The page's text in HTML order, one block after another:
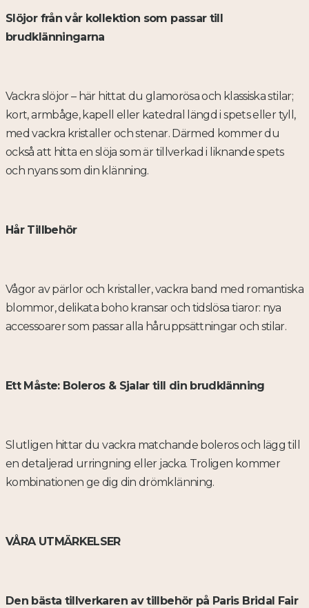
Slöjor från vår kollektion som passar till
brudklänningarna
Vackra slöjor – här hittat du glamorösa och klassiska stilar;
kort, armbåge, kapell eller katedral längd i spets eller tyll,
med vackra kristaller och stenar. Därmed kommer du
också att hitta en slöja som är tillverkad i liknande spets
och nyans som din klänning.
Hår Tillbehör
Vågor av pärlor och kristaller, vackra band med romantiska
blommor, delikata boho kransar och tidslösa tiaror: nya
accessoarer som passar alla håruppsättningar och stilar.
Ett Måste: Boleros & Sjalar till din brudklänning
Slutligen hittar du vackra matchande boleros och lägg till
en detaljerad urringning eller jacka. Troligen kommer
kombinationen ge dig din drömklänning.
VÅRA UTMÄRKELSER
Den bästa tillverkaren av tillbehör på Paris Bridal Fair